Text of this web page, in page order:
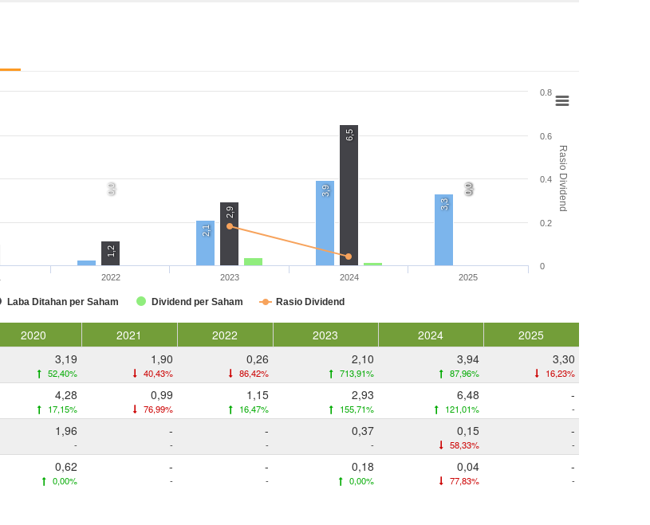
Rasio Dividend
2,1
3,9
3,3
1,2
2,9
6,5
0,0
0,0 0,0
Laba Ditahan per Saham Dividend per Saham Rasio Dividend
2022 2023 2024 2025
0
0.2
0.4
0.6
0.8
2020 2021 2022 2023 2024
2025
3,19
52,40%
1,90
40,43%
0,26
86,42%
2,10
713,91%
3,94
87,96%
3,30
16,23%
4,28
17,15%
0,99
76,99%
1,15
16,47%
2,93
155,71%
6,48
121,01%
-
-
1,96
-
-
-
-
-
0,37
-
0,15
58,33%
-
-
0,62
0,00%
-
-
-
-
0,18
0,00%
0,04
77,83%
-
-